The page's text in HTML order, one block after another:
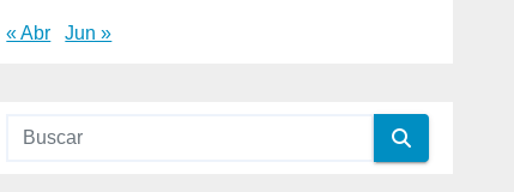
« Abr Jun »